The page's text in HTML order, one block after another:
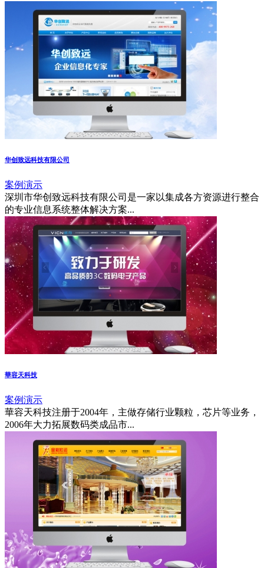
华创致远科技有限公司
案例演示
深圳市华创致远科技有限公司是一家以集成各方资源进行整合
的专业信息系统整体解决方案...
華容天科技
案例演示
華容天科技注册于2004年，主做存储行业颗粒，芯片等业务，
2006年大力拓展数码类成品市...